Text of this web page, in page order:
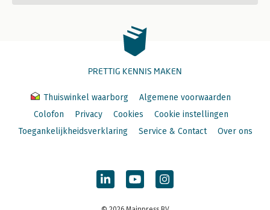
PRETTIG KENNIS MAKEN
Thuiswinkel waarborg
Algemene voorwaarden
Colofon
Privacy Cookies
Cookie instellingen
Toegankelijkheidsverklaring
Service & Contact Over ons